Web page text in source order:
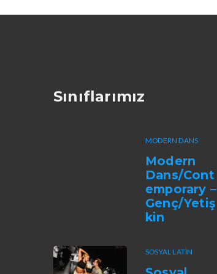
Sınıflarımız
MODERN DANS
Modern
Dans/Cont
emporary –
Genç/Yetiş
kin
SOSYAL LATIN